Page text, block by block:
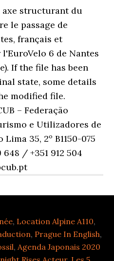
, Location Alpine A110,
, Prague In English,
,Agenda Japonais 2020